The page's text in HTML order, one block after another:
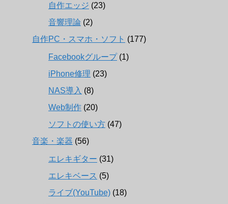
自作エッジ (23)
音響理論 (2)
自作PC・スマホ・ソフト (177)
Facebookグループ(1)
iPhone修理 (23)
NAS導入 (8)
Web制作 (20)
ソフトの使い方 (47)
音楽・楽器 (56)
エレキギター (31)
エレキベース (5)
ライブ(YouTube) (18)